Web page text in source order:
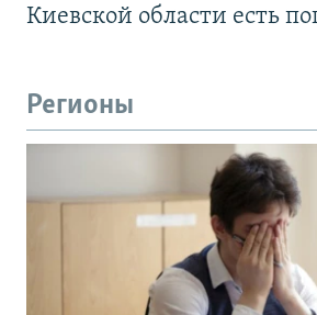
Киевской области есть
Регионы